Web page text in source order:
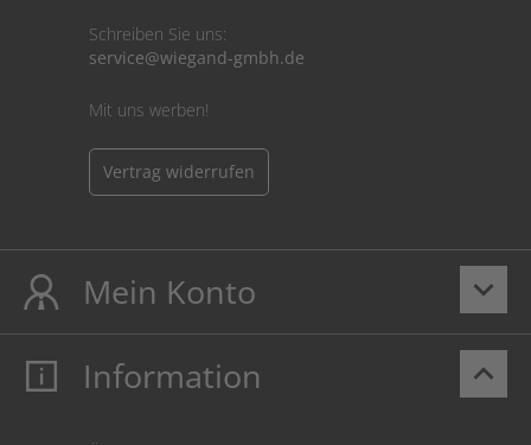
Schreiben Sie uns:
service@wiegand-gmbh.de
Mit uns werben!
Vertrag widerrufen
keyboard_arrow_down
Mein Konto
Mein Konto
keyboard_arrow_up
Information